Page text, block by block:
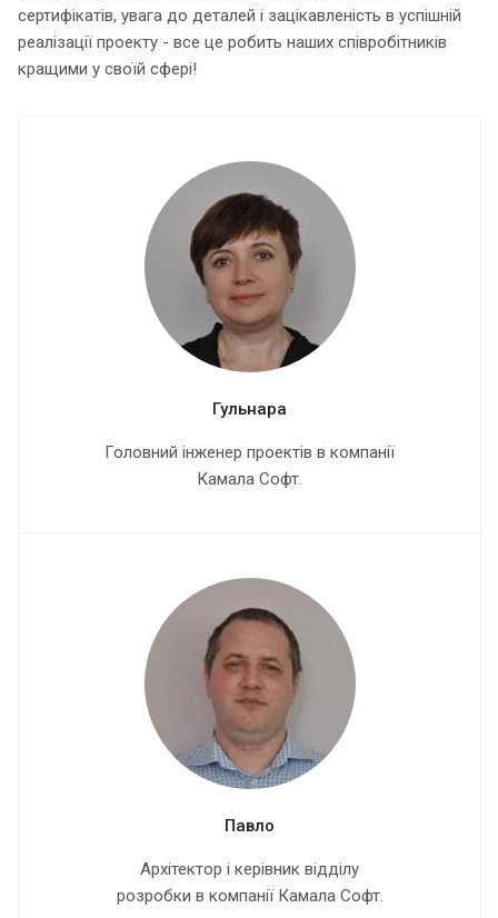
сертифікатів, увага до деталей і зацікавленість в успішній
реалізації проекту - все це робить наших співробітників
кращими у своїй сфері!
Гульнара
Головний інженер проектів в компанії
Камала Софт.
Павло
Архітектор і керівник відділу
розробки в компанії Камала Софт.